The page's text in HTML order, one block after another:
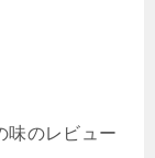
味のレビュー